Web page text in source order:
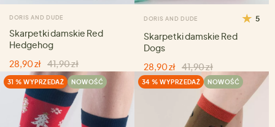
DORIS AND DUDE
Skarpetki damskie Red
Hedgehog
28,90 zł 41,90 zł
DORIS AND DUDE 5
Skarpetki damskie Red
Dogs
28,90 zł 41,90 zł
31 % WYPRZEDAŻ NOWOŚĆ 34 % WYPRZEDAŻ NOWOŚĆ